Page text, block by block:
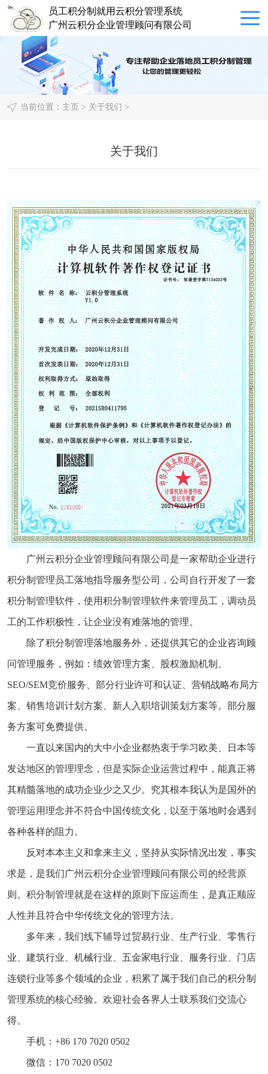
员工积分制就用云积分管理系统
广州云积分企业管理顾问有限公司
当前位置： 主页> 关于我们 >
关于我们
广州云积分企业管理顾问有限公司是一家帮助企业进行
积分制管理员工落地指导服务型公司，公司自行开发了一套
积分制管理软件，使用积分制管理软件来管理员工，调动员
工的工作积极性，让企业没有难落地的管理。
除了积分制管理落地服务外，还提供其它的企业咨询顾
问管理服务，例如：绩效管理方案、股权激励机制、
SEO/SEM竞价服务、部分行业许可和认证、营销战略布局方
案、销售培训计划方案、新人入职培训策划方案等。部分服
务方案可免费提供。
一直以来国内的大中小企业都热衷于学习欧美、日本等
发达地区的管理理念，但是实际企业运营过程中，能真正将
其精髓落地的成功企业少之又少。究其根本我认为是国外的
管理运用理念并不符合中国传统文化，以至于落地时会遇到
各种各样的阻力。
反对本本主义和拿来主义，坚持从实际情况出发，事实
求是，是我们广州云积分企业管理顾问有限公司的经营原
则。积分制管理就是在这样的原则下应运而生，是真正顺应
人性并且符合中华传统文化的管理方法。
多年来，我们线下辅导过贸易行业、生产行业、零售行
业、建筑行业、机械行业、五金家电行业、服务行业、门店
连锁行业等多个领域的企业，积累了属于我们自己的积分制
管理系统的核心经验。欢迎社会各界人士联系我们交流心
得。
手机：+86 170 7020 0502
微信：170 7020 0502